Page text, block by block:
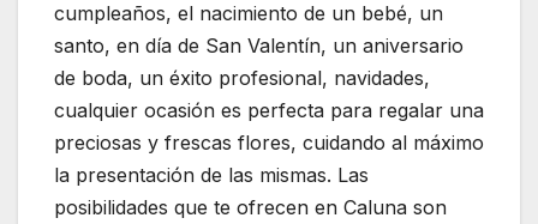
cumpleaños, el nacimiento de un bebé, un
santo, en día de San Valentín, un aniversario
de boda, un éxito profesional, navidades,
cualquier ocasión es perfecta para regalar una
preciosas y frescas flores, cuidando al máximo
la presentación de las mismas. Las
posibilidades que te ofrecen en Caluna son